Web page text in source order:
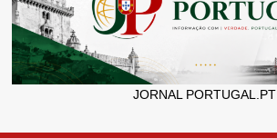
JORNAL PORTUGAL.PT